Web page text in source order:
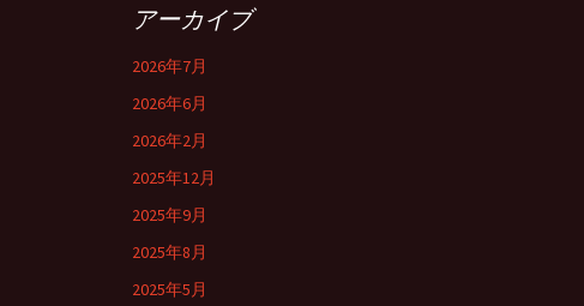
アーカイブ
2026年7月
2026年6月
2026年2月
2025年12月
2025年9月
2025年8月
2025年5月